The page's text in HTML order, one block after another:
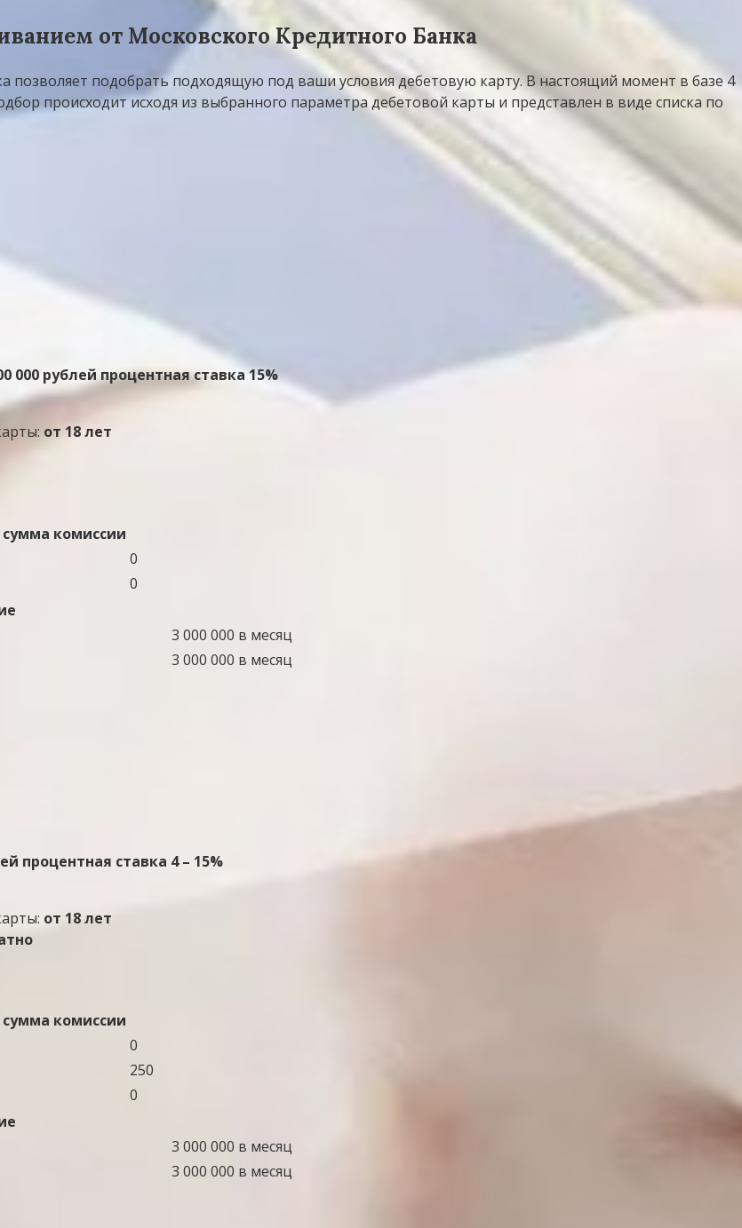
от Московского Кредитного Банка
позволяет подобрать подходящую под ваши условия дебетовую карту. В настоящий момент в базе 4
происходит исходя из выбранного параметра дебетовой карты и представлен в виде списка по
000 рублей процентная ставка 15%
от 18 лет
комиссии
0
0
3 000 000 в месяц
3 000 000 в месяц
процентная ставка 4 – 15%
от 18 лет
комиссии
0
250
0
3 000 000 в месяц
3 000 000 в месяц